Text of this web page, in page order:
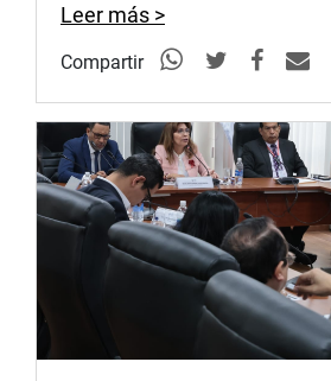
Leer más >
Compartir